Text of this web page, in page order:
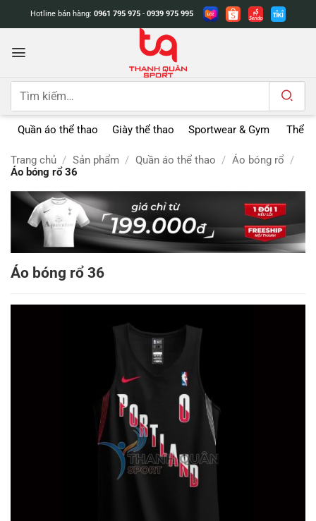
dung
Hotline bán hàng: 0961 795 975 - 0939 975 995
Tìm
Quần áo thể thao Giày thể thao Sportwear & Gym Thể
Trang chủ / Sản phẩm / Quần áo thể thao / Áo bóng rổ /
Áo bóng rổ 36
Áo bóng rổ 36